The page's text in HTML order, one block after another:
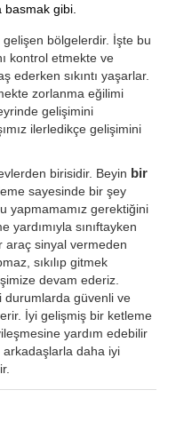
gibi.
gelişen bölgelerdir. İşte bu
kontrol etmekte ve
ederken sıkıntı yaşarlar.
zorlanma eğilimi
gelişimini
ilerledikçe gelişimini
birisidir. Beyin bir
sayesinde bir şey
yapmamamız gerektiğini
yardımıyla sınıftayken
araç sinyal vermeden
sıkılıp gitmek
devam ederiz.
durumlarda güvenli ve
İyi gelişmiş bir ketleme
yardım edebilir
daha iyi